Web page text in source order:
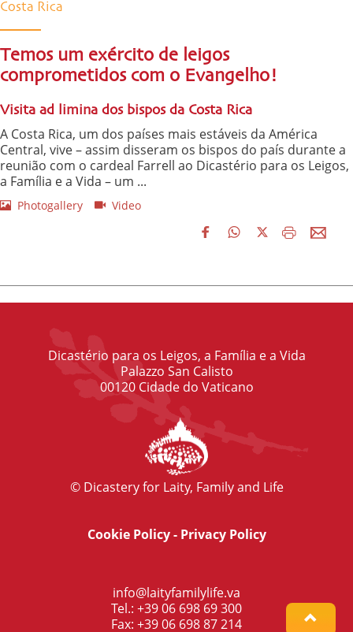
Costa Rica
Temos um exército de leigos
comprometidos com o Evangelho!
Visita ad limina dos bispos da Costa Rica
A Costa Rica, um dos países mais estáveis da América
Central, vive – assim disseram os bispos do país durante a
reunião com o cardeal Farrell ao Dicastério para os Leigos,
a Família e a Vida – um ...
Photogallery Video
Dicastério para os Leigos, a Família e a Vida
Palazzo San Calisto
00120 Cidade do Vaticano
© Dicastery for Laity, Family and Life
Cookie Policy- Privacy Policy
info@laityfamilylife.va
Tel.: +39 06 698 69 300
Fax: +39 06 698 87 214